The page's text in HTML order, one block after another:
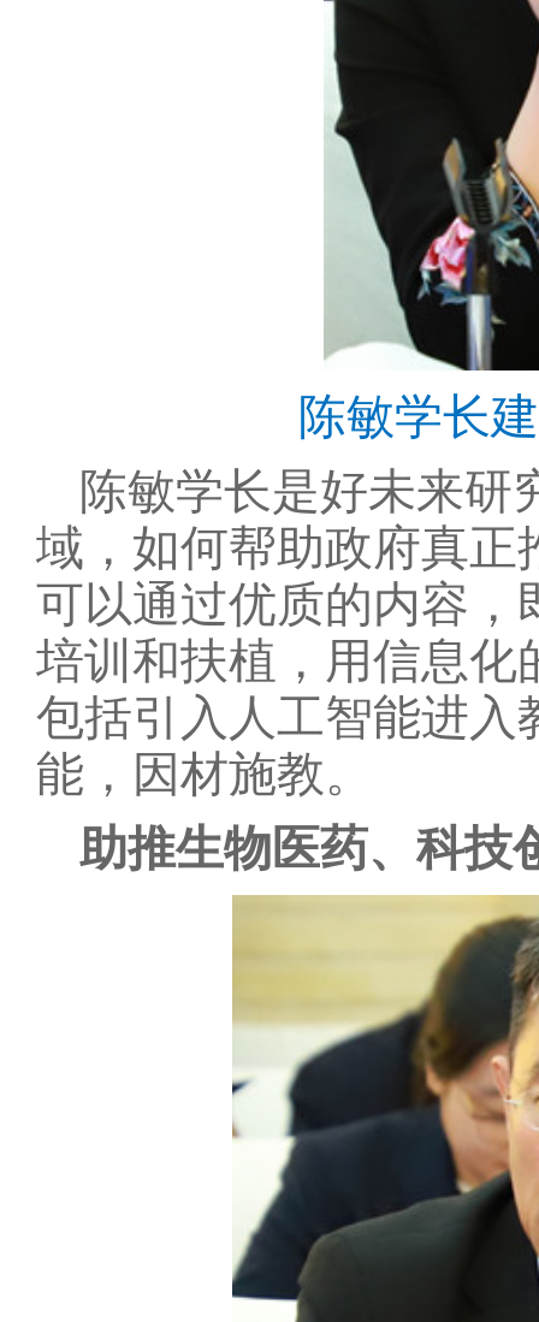
陈敏学长
陈敏学长是好未来研
域，如何帮助政府真正
可以通过优质的内容，
培训和扶植，用信息化
包括引入人工智能进入
能，因材施教。
助推生物医药、科技